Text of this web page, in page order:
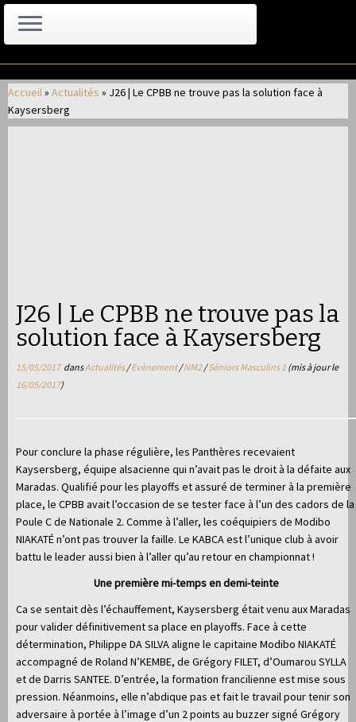
au
contenu
Accueil» Actualités » J26 | Le CPBB ne trouve pas la solution face à
Kaysersberg
J26 | Le CPBB ne trouve pas la
solution face à Kaysersberg
15/05/2017dansActualités/Evènement/NM2/Séniors Masculins 1 (mis à jour le
16/05/2017)
Pour conclure la phase régulière, les Panthères recevaient
Kaysersberg, équipe alsacienne qui n’avait pas le droit à la défaite aux
Maradas. Qualifié pour les playoffs et assuré de terminer à la première
place, le CPBB avait l’occasion de se tester face à l’un des cadors de la
Poule C de Nationale 2. Comme à l’aller, les coéquipiers de Modibo
NIAKATÉ n’ont pas trouver la faille. Le KABCA est l’unique club à avoir
battu le leader aussi bien à l’aller qu’au retour en championnat !
Une première mi-temps en demi-teinte
Ca se sentait dès l’échauffement, Kaysersberg était venu aux Maradas
pour valider définitivement sa place en playoffs. Face à cette
détermination, Philippe DA SILVA aligne le capitaine Modibo NIAKATÉ
accompagné de Roland N’KEMBE, de Grégory FILET, d’Oumarou SYLLA
et de Darris SANTEE. D’entrée, la formation francilienne est mise sous
pression. Néanmoins, elle n’abdique pas et fait le travail pour tenir son
adversaire à portée à l’image d’un 2 points au buzzer signé Grégory